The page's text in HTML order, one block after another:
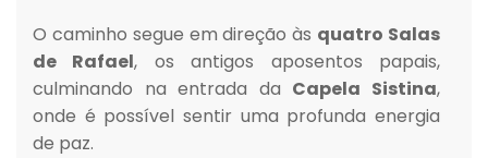
O caminho segue em direção às quatro Salas
de Rafael, os antigos aposentos papais,
culminando na entrada da Capela Sistina,
onde é possível sentir uma profunda energia
de paz.